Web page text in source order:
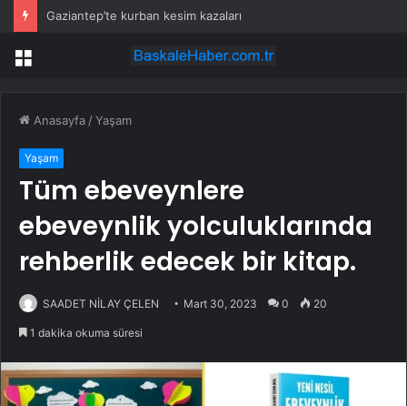
Gaziantep’te kurban kesim kazaları
Menü
Anasayfa /Yaşam
Yaşam
Tüm ebeveynlere
ebeveynlik yolculuklarında
rehberlik edecek bir kitap.
SAADET NİLAY ÇELEN Mart 30, 2023 0 20
1 dakika okuma süresi